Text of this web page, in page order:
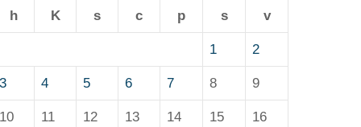
h K s c p s v
1 2
3 4 5 6 7 8 9
10 11 12 13 14 15 16